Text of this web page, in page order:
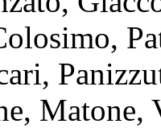
,
,
, Matone,